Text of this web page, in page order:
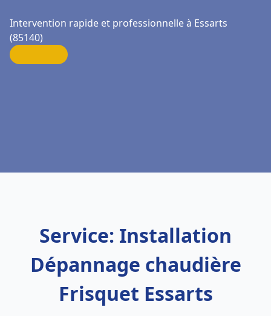
Intervention rapide et professionnelle à Essarts
(85140)
Service: Installation
Dépannage chaudière
Frisquet Essarts